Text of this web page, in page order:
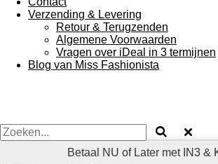
Verzending & Levering
Retour & Terugzenden
Algemene Voorwaarden
Vragen over iDeal in 3 termijnen
Blog van Miss Fashionista
Betaal NU of Later met IN3 &